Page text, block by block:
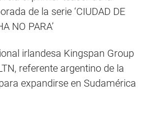
de la serie ‘CIUDAD DE
NO PARA’
irlandesa Kingspan Group
referente argentino de la
expandirse en Sudamérica